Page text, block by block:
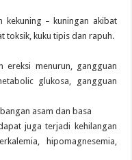
kekuning – kuningan akibat
toksik, kuku tipis dan rapuh.
ereksi menurun, gangguan
glukosa, gangguan
asam dan basa
juga terjadi kehilangan
hipomagnesemia,